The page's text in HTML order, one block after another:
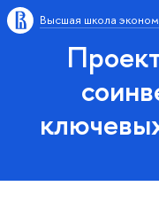
Высшая школа